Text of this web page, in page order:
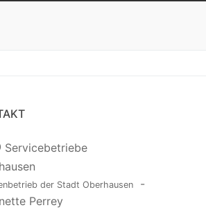
Servicebetriebe
der Stadt Oberhausen
-
Perrey